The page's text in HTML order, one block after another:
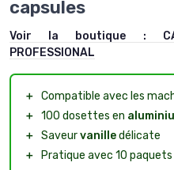
capsules
Voir la boutique :
PROFESSIONAL
＋ Compatible avec les
＋ 100 dosettes en
＋ Saveurvanilledélicate
＋
Pratique avec 10 paquets